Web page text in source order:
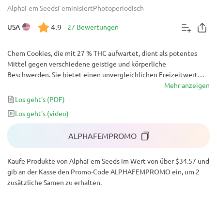
AlphaFem SeedsFeminisiertPhotoperiodisch
USA 4.9 27 Bewertungen
Chem Cookies, die mit 27 % THC aufwartet, dient als potentes
Mittel gegen verschiedene geistige und körperliche
Beschwerden. Sie bietet einen unvergleichlichen Freizeitwert
dank der warmen Glückseligkeit, die in Strömen kommt und dich
stundenlang gemütlich und zufrieden hält. Darüber hinaus macht
ihre kompakte Natur und Widerstandsfähigkeit gegen ungünstige
Bedingungen, Krankheiten und Schädlinge den Anbau einfach. Sie
bietet außerdem ein überdurchschnittliches Ertragspotenzial.
Mehr anzeigen
Los geht's (PDF)
Los geht's (video)
ALPHAFEMPROMO
Kaufe Produkte von AlphaFem Seeds im Wert von über $34.57 und
gib an der Kasse den Promo-Code ALPHAFEMPROMO ein, um 2
zusätzliche Samen zu erhalten.